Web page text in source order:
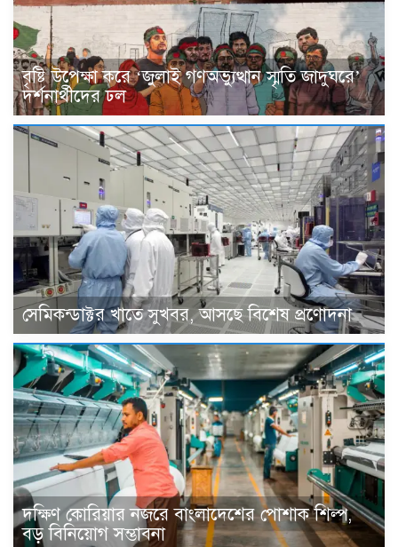
বৃষ্টি উপেক্ষা করে ‘জুলাই গণঅভ্যুত্থান স্মৃতি জাদুঘরে’
দর্শনার্থীদের ঢল
সেমিকন্ডাক্টর খাতে সুখবর, আসছে বিশেষ প্রণোদনা
দক্ষিণ কোরিয়ার নজরে বাংলাদেশের পোশাক শিল্প,
বড় বিনিয়োগ সম্ভাবনা